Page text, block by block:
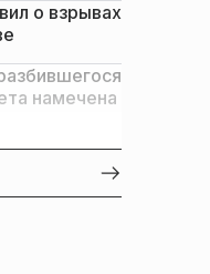
о взрывах
намечена